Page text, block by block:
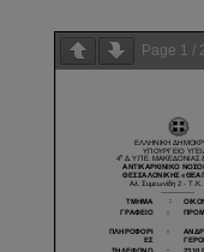
Page 1 /